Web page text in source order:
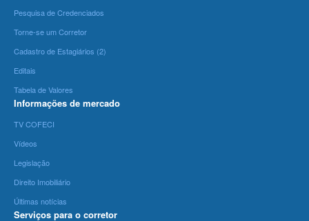
Pesquisa de Credenciados
Torne-se um Corretor
Cadastro de Estagiários (2)
Editais
Tabela de Valores
Informações de mercado
TV COFECI
Vídeos
Legislação
Direito Imobiliário
Últimas notícias
Serviços para o corretor